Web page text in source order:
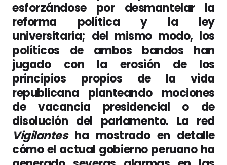
esforzándose por desmantelar la
reforma política y la ley
universitaria; del mismo modo, los
políticos de ambos bandos han
jugado con la erosión de los
principios propios de la vida
republicana planteando mociones
de vacancia presidencial o de
disolución del parlamento. La red
Vigilantesha mostrado en detalle
cómo el actual gobierno peruano ha